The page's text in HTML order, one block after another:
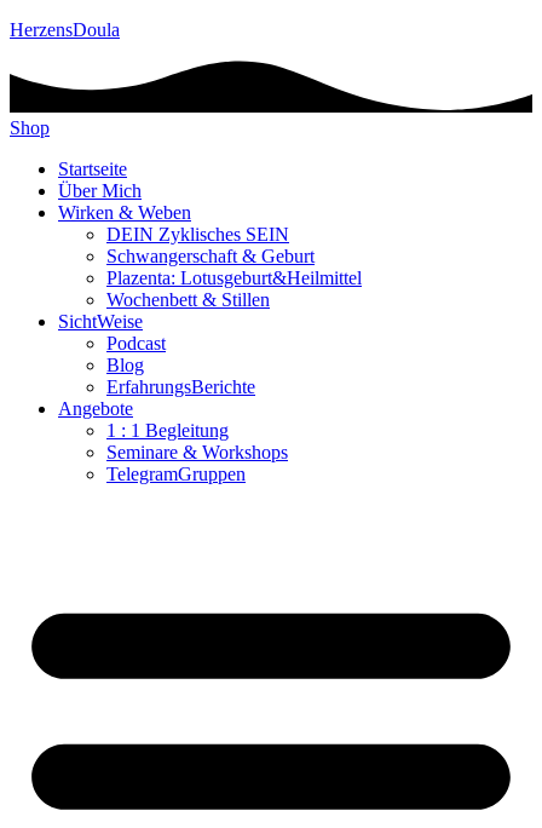
HerzensDoula
Shop
Startseite
Über Mich
Wirken & Weben
DEIN Zyklisches SEIN
Schwangerschaft & Geburt
Plazenta: Lotusgeburt&Heilmittel
Wochenbett & Stillen
SichtWeise
Podcast
Blog
ErfahrungsBerichte
Angebote
1 : 1 Begleitung
Seminare & Workshops
TelegramGruppen